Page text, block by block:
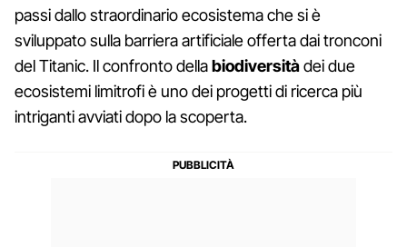
passi dallo straordinario ecosistema che si è
sviluppato sulla barriera artificiale offerta dai tronconi
del Titanic. Il confronto dellabiodiversitàdei due
ecosistemi limitrofi è uno dei progetti di ricerca più
intriganti avviati dopo la scoperta.